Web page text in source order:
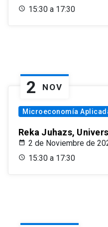
15:30 a 17:30
2 NOV
Microeconomía
Reka Juhazs,
2 de Noviembre de
15:30 a 17:30